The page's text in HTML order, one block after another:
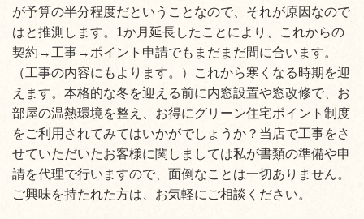
が予算の半分程度だということなので、それが原因なので
はと推測します。1か月延長したことにより、これからの
契約→工事→ポイント申請でもまだまだ間に合います。
（工事の内容にもよります。）これから寒くなる時期を迎
えます。本格的な冬を迎える前に内窓設置や窓改修で、お
部屋の温熱環境を整え、お得にグリーン住宅ポイント制度
をご利用されてみてはいかがでしょうか？当店で工事をさ
せていただいたお客様に関しましては私が書類の準備や申
請を代理で行いますので、面倒なことは一切ありません。
ご興味を持たれた方は、お気軽にご相談ください。